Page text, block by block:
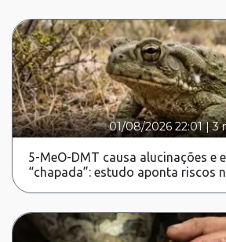
01/08/2026 22:01|3
5-MeO-DMT causa alucinações e
“chapada”: estudo aponta riscos